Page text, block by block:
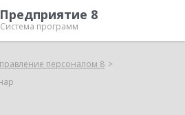
8
Система программ
персоналом 8